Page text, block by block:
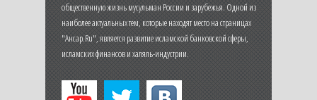
общественную жизнь мусульман России и зарубежья. Одной из
наиболее актуальных тем, которые находят место на страницах
"Ансар.Ru", является развитие исламской банковской сферы,
исламских финансов и халяль-индустрии.